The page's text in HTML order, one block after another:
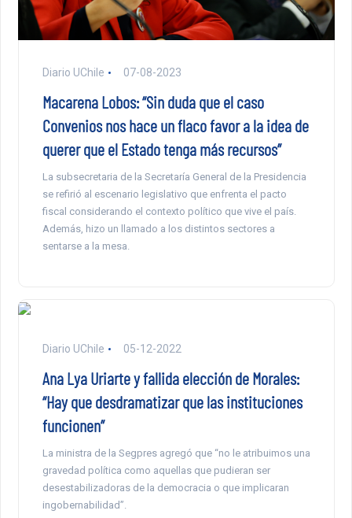
Diario UChile 07-08-2023
Macarena Lobos: “Sin duda que el caso
Convenios nos hace un flaco favor a la idea de
querer que el Estado tenga más recursos”
La subsecretaria de la Secretaría General de la Presidencia
se refirió al escenario legislativo que enfrenta el pacto
fiscal considerando el contexto político que vive el país.
Además, hizo un llamado a los distintos sectores a
sentarse a la mesa.
Diario UChile 05-12-2022
Ana Lya Uriarte y fallida elección de Morales:
“Hay que desdramatizar que las instituciones
funcionen”
La ministra de la Segpres agregó que “no le atribuimos una
gravedad política como aquellas que pudieran ser
desestabilizadoras de la democracia o que implicaran
ingobernabilidad”.